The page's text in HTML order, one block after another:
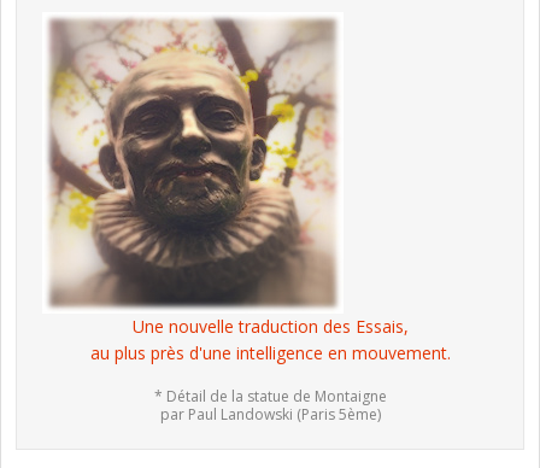
Une nouvelle traduction des Essais,
au plus près d'une intelligence en mouvement.
* Détail de la statue de Montaigne
par Paul Landowski (Paris 5ème)